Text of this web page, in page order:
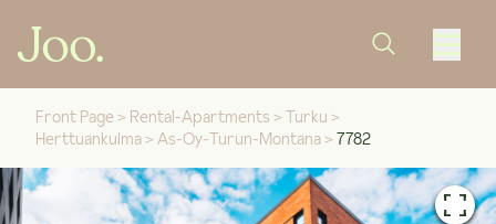
Front Page > Rental-Apartments > Turku >
Herttuankulma > As-Oy-Turun-Montana > 7782